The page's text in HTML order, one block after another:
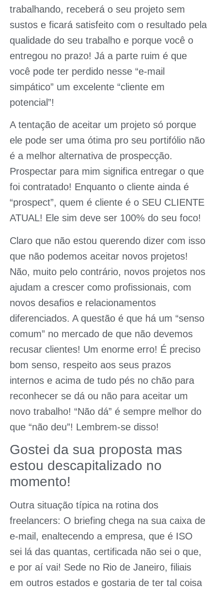
trabalhando, receberá o seu projeto sem
sustos e ficará satisfeito com o resultado pela
qualidade do seu trabalho e porque você o
entregou no prazo! Já a parte ruim é que
você pode ter perdido nesse “e-mail
simpático” um excelente “cliente em
potencial”!
A tentação de aceitar um projeto só porque
ele pode ser uma ótima pro seu portifólio não
é a melhor alternativa de prospecção.
Prospectar para mim significa entregar o que
foi contratado! Enquanto o cliente ainda é
“prospect”, quem é cliente é o SEU CLIENTE
ATUAL! Ele sim deve ser 100% do seu foco!
Claro que não estou querendo dizer com isso
que não podemos aceitar novos projetos!
Não, muito pelo contrário, novos projetos nos
ajudam a crescer como profissionais, com
novos desafios e relacionamentos
diferenciados. A questão é que há um “senso
comum” no mercado de que não devemos
recusar clientes! Um enorme erro! É preciso
bom senso, respeito aos seus prazos
internos e acima de tudo pés no chão para
reconhecer se dá ou não para aceitar um
novo trabalho! “Não dá” é sempre melhor do
que “não deu”! Lembrem-se disso!
Gostei da sua proposta mas
estou descapitalizado no
momento!
Outra situação típica na rotina dos
freelancers: O briefing chega na sua caixa de
e-mail, enaltecendo a empresa, que é ISO
sei lá das quantas, certificada não sei o que,
e por aí vai! Sede no Rio de Janeiro, filiais
em outros estados e gostaria de ter tal coisa